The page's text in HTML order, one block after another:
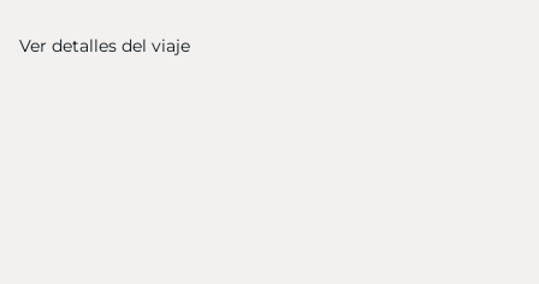
Ver detalles del viaje